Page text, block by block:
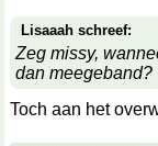
Lisaaah schreef:
Zeg missy,
dan meegeband?
Toch aan het